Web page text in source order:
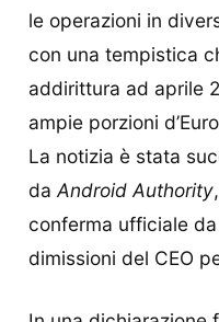
le operazioni in
con una tempistica
addirittura ad aprile
ampie porzioni
La notizia è stata
da Android Authority
conferma ufficiale
dimissioni del CEO